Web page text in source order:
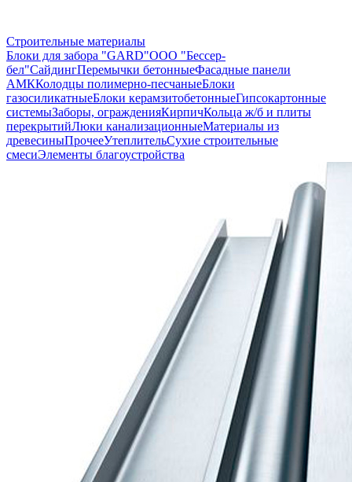
Строительные материалы
Блоки для забора "GARD"ООО "Бессер-
бел"СайдингПеремычки бетонныеФасадные панели
АМККолодцы полимерно-песчаныеБлоки
газосиликатныеБлоки керамзитобетонныеГипсокартонные
системыЗаборы, огражденияКирпичКольца ж/б и плиты
перекрытийЛюки канализационныеМатериалы из
древесиныПрочееУтеплительСухие строительные
смесиЭлементы благоустройства